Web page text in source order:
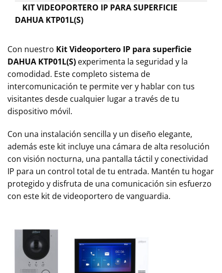
KIT VIDEOPORTERO IP PARA SUPERFICIE
DAHUA KTP01L(S)
Con nuestro Kit Videoportero IP para superficie
DAHUA KTP01L(S) experimenta la seguridad y la
comodidad. Este completo sistema de
intercomunicación te permite ver y hablar con tus
visitantes desde cualquier lugar a través de tu
dispositivo móvil.
Con una instalación sencilla y un diseño elegante,
además este kit incluye una cámara de alta resolución
con visión nocturna, una pantalla táctil y conectividad
IP para un control total de tu entrada. Mantén tu hogar
protegido y disfruta de una comunicación sin esfuerzo
con este kit de videoportero de vanguardia.